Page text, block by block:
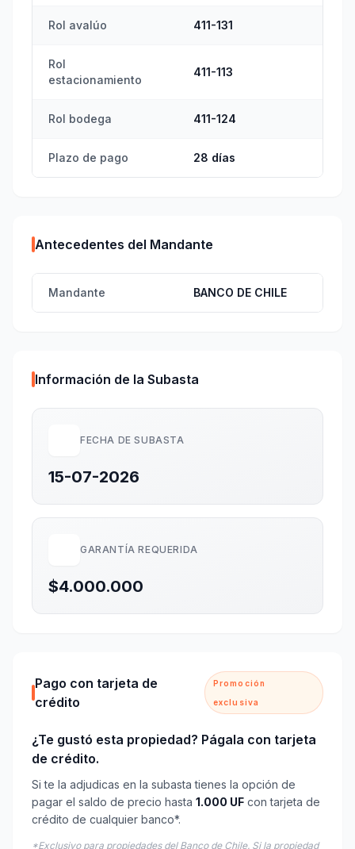
Rol avalúo 411-131
Rol
estacionamiento
411-113
Rol bodega 411-124
Plazo de pago 28 días
Antecedentes del Mandante
Mandante BANCO DE CHILE
Información de la Subasta
FECHA DE SUBASTA
15-07-2026
GARANTÍA REQUERIDA
$4.000.000
Pago con tarjeta de
crédito
Promoción
exclusiva
¿Te gustó esta propiedad? Págala con tarjeta
de crédito.
Si te la adjudicas en la subasta tienes la opción de
pagar el saldo de precio hasta 1.000 UF con tarjeta de
crédito de cualquier banco*.
*Exclusivo para propiedades del Banco de Chile. Si la propiedad